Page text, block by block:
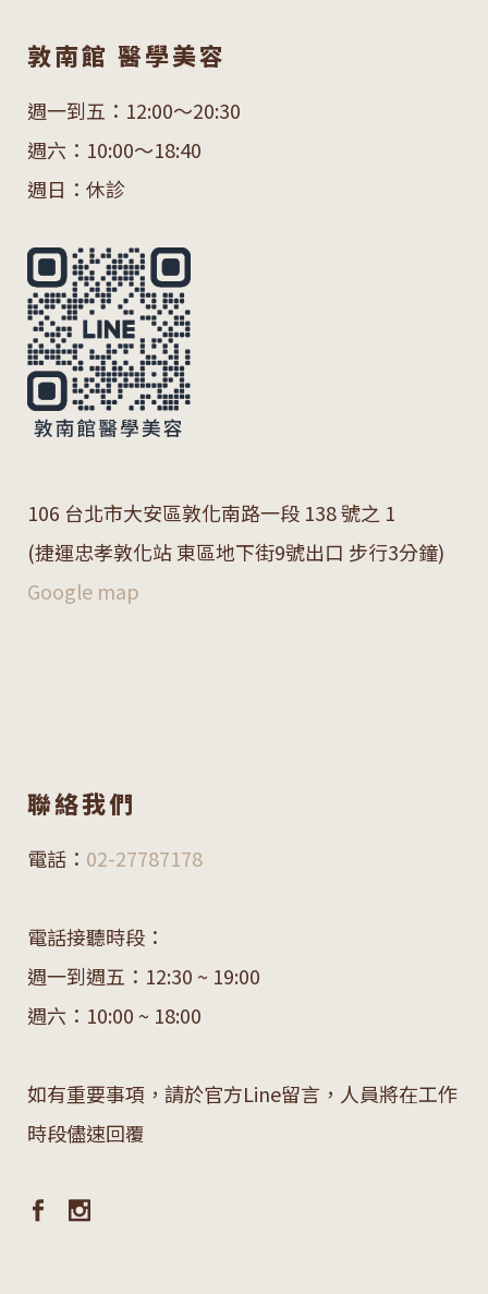
敦南館 醫學美容
週一到五：12:00～20:30
週六：10:00～18:40
週日：休診
106 台北市大安區敦化南路一段 138 號之 1
(捷運忠孝敦化站 東區地下街9號出口 步行3分鐘)
Google map
聯絡我們
電話： 02-27787178
電話接聽時段：
週一到週五：12:30 ~ 19:00
週六：10:00 ~ 18:00
如有重要事項，請於官方Line留言，人員將在工作
時段儘速回覆